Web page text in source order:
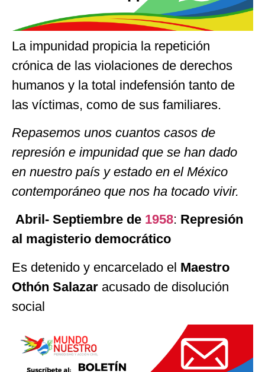
La impunidad propicia la repetición
crónica de las violaciones de derechos
humanos y la total indefensión tanto de
las víctimas, como de sus familiares.
Repasemos unos cuantos casos de
represión e impunidad que se han dado
en nuestro país y estado en el México
contemporáneo que nos ha tocado vivir.
Abril- Septiembre de 1958: Represión
al magisterio democrático
Es detenido y encarcelado el Maestro
Othón Salazar acusado de disolución
social